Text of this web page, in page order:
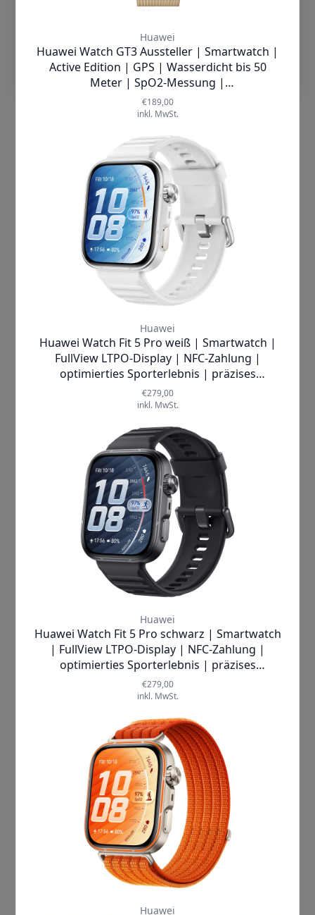
eleganten Metallschließe,
stilvolles Aussehen mit
Tragekomfort. Ein echter
Hingucker, der sowohl
funktional als auch
ästhetisch keine Wünsche
Rund-um-
Fitness-
Management
Überwache einfach deine Aktiv- und
Ruhekalorien für einen gesünderen
Lebensstil direkt von deinem
Handgelenk aus.
Kalorienüberblick
einem dedizierten Display deine
verbrauchten und aufgenommenen
Kalorien, um dir zu helfen, deine
Ziele zu erreichen.
Ernährungstagebuch
Erfasse schnell jede Mahlzeit in der
HUAWEI Health App und behalte
den Überblick über deine Kalorien.
Nährwertanalyse
Erhalte detaillierte Analysen und
nutze die Lebensmitteldatenbank,
um deine Nährstoffaufnahme zu
verstehen.
Intelligente Vorschläge
Erhalte personalisierte
Empfehlungen für Aktivitäten und
Sportarten, basierend auf deinen
Gewohnheiten und Bedingungen.
Integriertes GPS und
Trainingsmodi
Entdecke über 100 Trainingsmodi
und verfolge präzise deine
Laufdistanzen und Routen dank des
integrierten GPS.
Fitness am Handgelenk
Aktiviere animierte
Trainingsanleitungen für gängige
Sportarten und optimiere dein
Einstellungen